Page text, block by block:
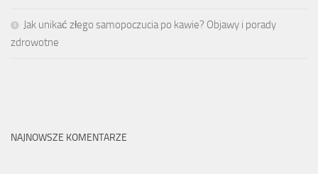
Jak unikać złego samopoczucia po kawie? Objawy i porady
zdrowotne
NAJNOWSZE KOMENTARZE